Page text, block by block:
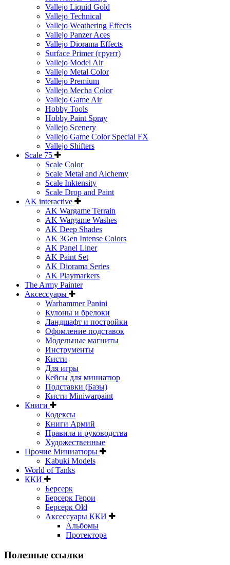
Vallejo Liquid Gold
Vallejo Technical
Vallejo Weathering Effects
Vallejo Panzer Aces
Vallejo Diorama Effects
Surface Primer (грунт)
Vallejo Model Air
Vallejo Metal Color
Vallejo Premium
Vallejo Mecha Color
Vallejo Game Air
Hobby Tools
Hobby Paint Spray
Vallejo Scenery
Vallejo Game Color Special FX
Vallejo Shifters
Scale 75
Scale Color
Scale Metal and Alchemy
Scale Inktensity
Scale Drop and Paint
AK interactive
AK Wargame Terrain
AK Wargame Washes
AK Deep Shades
AK 3Gen Intense Colors
AK Panel Liner
AK Paint Set
AK Diorama Series
AK Playmarkers
The Army Painter
Аксессуары
Warhammer Panini
Кулоны и брелоки
Ландшафт и постройки
Офомление подставок
Модельные магниты
Инструменты
Кисти
Для игры
Кейсы для миниатюр
Подставки (Базы)
Кисти Miniwarpaint
Книги
Кодексы
Книги Армий
Правила и руководства
Художественные
Прочие Миниатюры
Kabuki Models
World of Tanks
ККИ
Берсерк
Берсерк Герои
Берсерк Old
Аксессуары ККИ
Альбомы
Протектора
Полезные ссылки